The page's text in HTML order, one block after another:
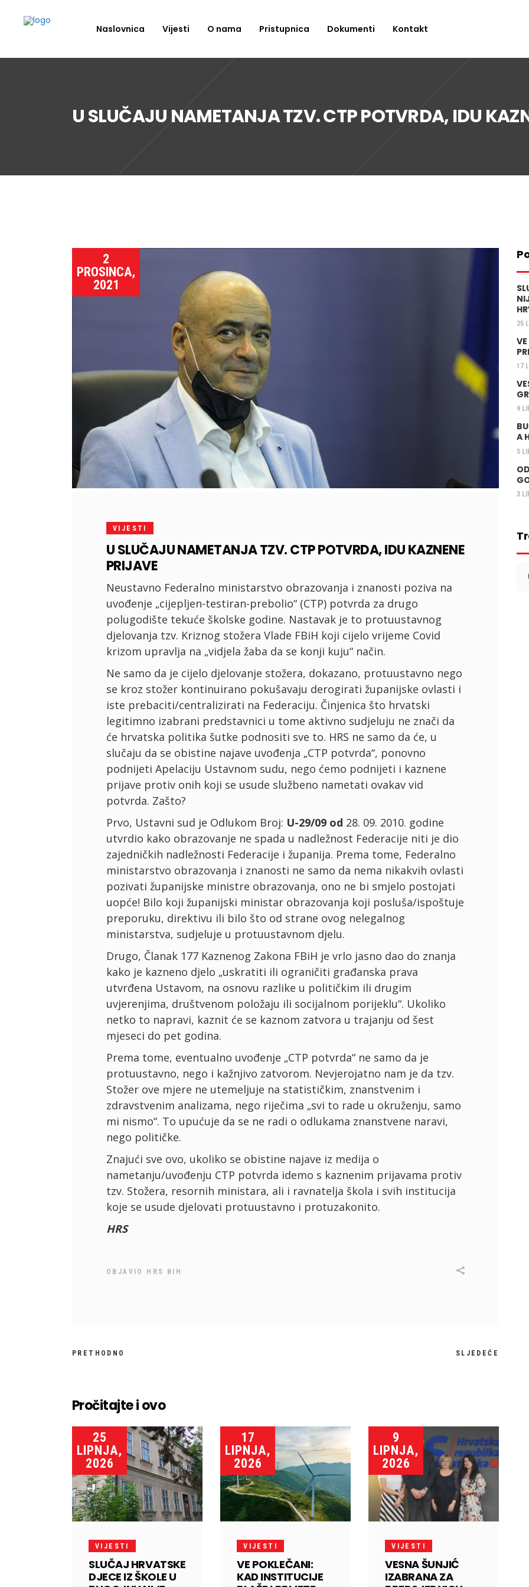
Naslovnica Vijesti O nama Pristupnica Dokumenti Kontakt
U SLUČAJU NAMETANJA TZV. CTP POTVRDA, IDU
2
PROSINCA,
2021
VIJESTI
U SLUČAJU NAMETANJA TZV. CTP POTVRDA, IDU KAZNENE
PRIJAVE
Neustavno Federalno ministarstvo obrazovanja i znanosti poziva na
uvođenje „cijepljen-testiran-prebolio“ (CTP) potvrda za drugo
polugodište tekuće školske godine. Nastavak je to protuustavnog
djelovanja tzv. Kriznog stožera Vlade FBiH koji cijelo vrijeme Covid
krizom upravlja na „vidjela žaba da se konji kuju“ način.
Ne samo da je cijelo djelovanje stožera, dokazano, protuustavno nego
se kroz stožer kontinuirano pokušavaju derogirati županijske ovlasti i
iste prebaciti/centralizirati na Federaciju. Činjenica što hrvatski
legitimno izabrani predstavnici u tome aktivno sudjeluju ne znači da
će hrvatska politika šutke podnositi sve to. HRS ne samo da će, u
slučaju da se obistine najave uvođenja „CTP potvrda“, ponovno
podnijeti Apelaciju Ustavnom sudu, nego ćemo podnijeti i kaznene
prijave protiv onih koji se usude službeno nametati ovakav vid
potvrda. Zašto?
Prvo, Ustavni sud je Odlukom Broj: U-29/09 od 28. 09. 2010. godine
utvrdio kako obrazovanje ne spada u nadležnost Federacije niti je dio
zajedničkih nadležnosti Federacije i županija. Prema tome, Federalno
ministarstvo obrazovanja i znanosti ne samo da nema nikakvih ovlasti
pozivati županijske ministre obrazovanja, ono ne bi smjelo postojati
uopće! Bilo koji županijski ministar obrazovanja koji posluša/ispoštuje
preporuku, direktivu ili bilo što od strane ovog nelegalnog
ministarstva, sudjeluje u protuustavnom djelu.
Drugo, Članak 177 Kaznenog Zakona FBiH je vrlo jasno dao do znanja
kako je kazneno djelo „uskratiti ili ograničiti građanska prava
utvrđena Ustavom, na osnovu razlike u političkim ili drugim
uvjerenjima, društvenom položaju ili socijalnom porijeklu“. Ukoliko
netko to napravi, kaznit će se kaznom zatvora u trajanju od šest
mjeseci do pet godina.
Prema tome, eventualno uvođenje „CTP potvrda“ ne samo da je
protuustavno, nego i kažnjivo zatvorom. Nevjerojatno nam je da tzv.
Stožer ove mjere ne utemeljuje na statističkim, znanstvenim i
zdravstvenim analizama, nego riječima „svi to rade u okruženju, samo
mi nismo“. To upućuje da se ne radi o odlukama znanstvene naravi,
nego političke.
Znajući sve ovo, ukoliko se obistine najave iz medija o
nametanju/uvođenju CTP potvrda idemo s kaznenim prijavama protiv
tzv. Stožera, resornih ministara, ali i ravnatelja škola i svih institucija
koje se usude djelovati protuustavno i protuzakonito.
HRS
OBJAVIO HRS BIH
PRETHODNO SLJEDEĆE
Pročitajte i ovo
25
LIPNJA,
2026
VIJESTI
SLUČAJ HRVATSKE
DJECE IZ ŠKOLE U
17
LIPNJA,
2026
VIJESTI
VE POKLEČANI:
KAD INSTITUCIJE
9
LIPNJA,
2026
VIJESTI
VESNA ŠUNJIĆ
IZABRANA ZA
25
17
9
A
5
3